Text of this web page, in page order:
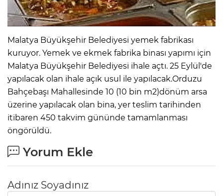
Malatya Büyükşehir Belediyesi yemek fabrikası
kuruyor. Yemek ve ekmek fabrika binası yapımı için
Malatya Büyükşehir Belediyesi ihale açtı. 25 Eylül'de
yapılacak olan ihale açık usul ile yapılacak.Orduzu
Bahçebaşı Mahallesinde 10 (10 bin m2)dönüm arsa
üzerine yapılacak olan bina, yer teslim tarihinden
itibaren 450 takvim gününde tamamlanması
öngörüldü.
Yorum Ekle
Adınız Soyadınız